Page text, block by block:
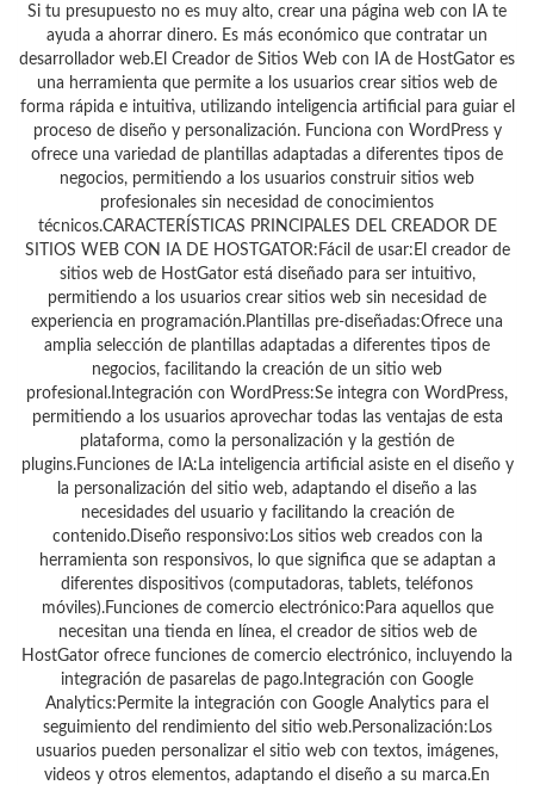
Si tu presupuesto no es muy alto, crear una página web con IA te
ayuda a ahorrar dinero. Es más económico que contratar un
desarrollador web.El Creador de Sitios Web con IA de HostGator es
una herramienta que permite a los usuarios crear sitios web de
forma rápida e intuitiva, utilizando inteligencia artificial para guiar el
proceso de diseño y personalización. Funciona con WordPress y
ofrece una variedad de plantillas adaptadas a diferentes tipos de
negocios, permitiendo a los usuarios construir sitios web
profesionales sin necesidad de conocimientos
técnicos.CARACTERÍSTICAS PRINCIPALES DEL CREADOR DE
SITIOS WEB CON IA DE HOSTGATOR:Fácil de usar:El creador de
sitios web de HostGator está diseñado para ser intuitivo,
permitiendo a los usuarios crear sitios web sin necesidad de
experiencia en programación.Plantillas pre-diseñadas:Ofrece una
amplia selección de plantillas adaptadas a diferentes tipos de
negocios, facilitando la creación de un sitio web
profesional.Integración con WordPress:Se integra con WordPress,
permitiendo a los usuarios aprovechar todas las ventajas de esta
plataforma, como la personalización y la gestión de
plugins.Funciones de IA:La inteligencia artificial asiste en el diseño y
la personalización del sitio web, adaptando el diseño a las
necesidades del usuario y facilitando la creación de
contenido.Diseño responsivo:Los sitios web creados con la
herramienta son responsivos, lo que significa que se adaptan a
diferentes dispositivos (computadoras, tablets, teléfonos
móviles).Funciones de comercio electrónico:Para aquellos que
necesitan una tienda en línea, el creador de sitios web de
HostGator ofrece funciones de comercio electrónico, incluyendo la
integración de pasarelas de pago.Integración con Google
Analytics:Permite la integración con Google Analytics para el
seguimiento del rendimiento del sitio web.Personalización:Los
usuarios pueden personalizar el sitio web con textos, imágenes,
videos y otros elementos, adaptando el diseño a su marca.En